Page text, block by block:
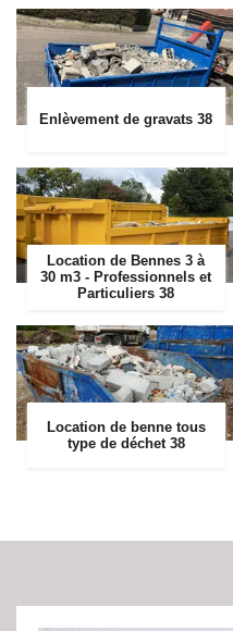
Enlèvement de gravats 38
Location de Bennes 3 à
30 m3 - Professionnels et
Particuliers 38
Location de benne tous
type de déchet 38